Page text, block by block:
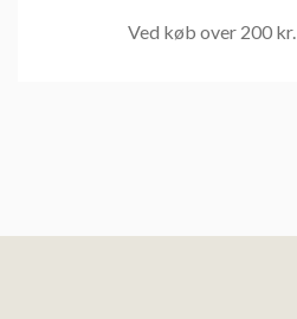
Ved køb over 200 kr.